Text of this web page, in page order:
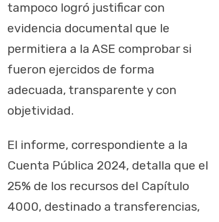
tampoco logró justificar con
evidencia documental que le
permitiera a la ASE comprobar si
fueron ejercidos de forma
adecuada, transparente y con
objetividad.
El informe, correspondiente a la
Cuenta Pública 2024, detalla que el
25% de los recursos del Capítulo
4000, destinado a transferencias,